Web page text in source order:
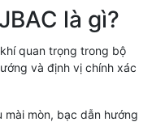
là gì?
quan trọng trong bộ
và định vị chính xác
mòn, bạc dẫn hướng